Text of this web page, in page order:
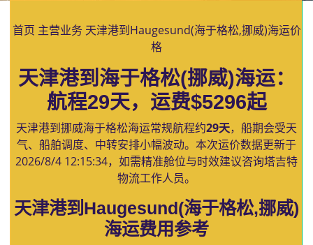
首页 主营业务 天津港到Haugesund(海于格松,挪威)海运价
格
天津港到海于格松(挪威)海运：
航程29天，运费$5296起
天津港到挪威海于格松海运常规航程约29天，船期会受天
气、船舶调度、中转安排小幅波动。本次运价数据更新于
2026/8/4 12:15:34，如需精准舱位与时效建议咨询塔吉特
物流工作人员。
天津港到Haugesund(海于格松,挪威)
海运费用参考